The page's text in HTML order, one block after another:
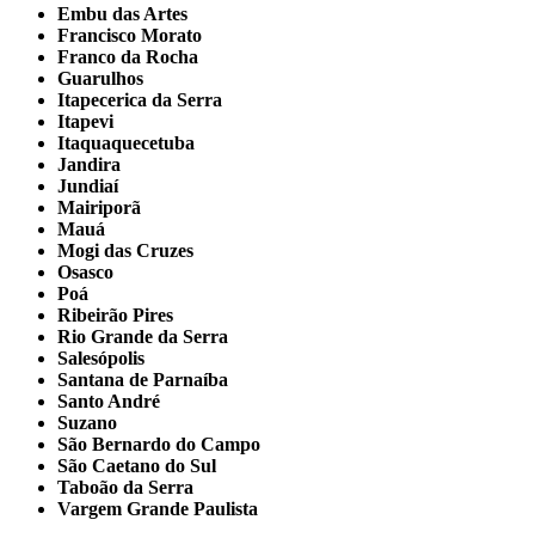
Embu das Artes
Francisco Morato
Franco da Rocha
Guarulhos
Itapecerica da Serra
Itapevi
Itaquaquecetuba
Jandira
Jundiaí
Mairiporã
Mauá
Mogi das Cruzes
Osasco
Poá
Ribeirão Pires
Rio Grande da Serra
Salesópolis
Santana de Parnaíba
Santo André
Suzano
São Bernardo do Campo
São Caetano do Sul
Taboão da Serra
Vargem Grande Paulista